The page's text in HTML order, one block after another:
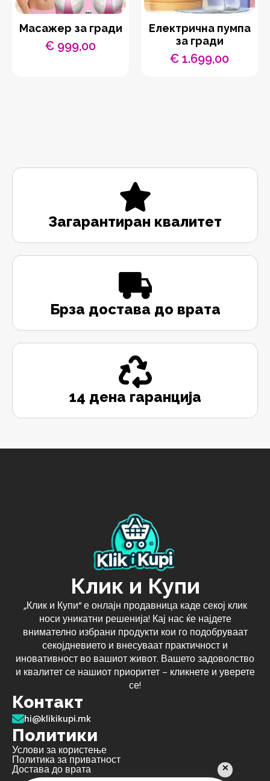
Масажер за гради
€ 999,00
Електрична пумпа
за гради
€ 1.699,00
Загарантиран квалитет
Брза достава до врата
14 дена гаранција
Клик и Купи
„Клик и Купи“ е онлајн продавница каде секој клик
носи уникатни решенија! Кај нас ќе најдете
внимателно избрани продукти кои го подобруваат
секојдневието и внесуваат практичност и
иновативност во вашиот живот. Вашето задоволство
и квалитет се нашиот приоритет – кликнете и уверете
се!
Контакт
hi@klikikupi.mk
Политики
Услови за користење
Политика за приватност
Достава до врата